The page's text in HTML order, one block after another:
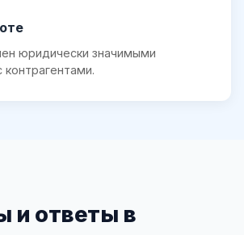
юридически значимыми
и ответы в